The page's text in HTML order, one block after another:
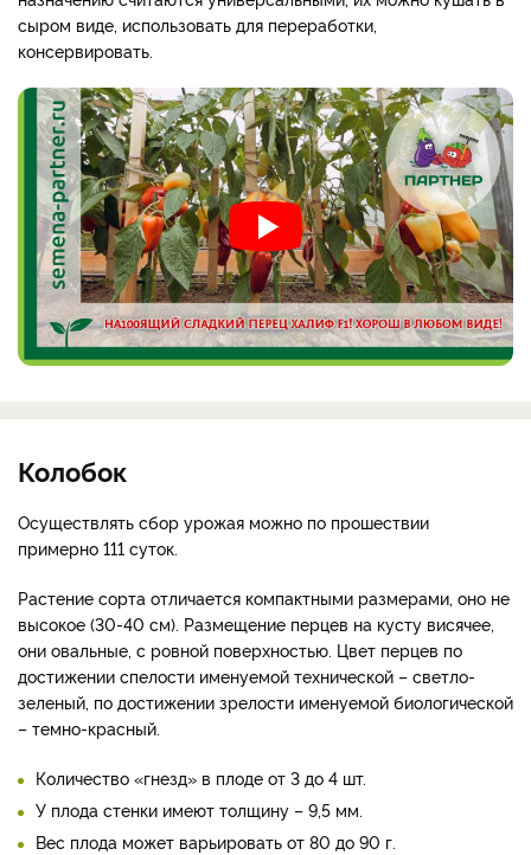
сыром виде, использовать для переработки,
консервировать.
Колобок
Осуществлять сбор урожая можно по прошествии
примерно 111 суток.
Растение сорта отличается компактными размерами, оно не
высокое (30-40 см). Размещение перцев на кусту висячее,
они овальные, с ровной поверхностью. Цвет перцев по
достижении спелости именуемой технической – светло-
зеленый, по достижении зрелости именуемой биологической
– темно-красный.
Количество «гнезд» в плоде от 3 до 4 шт.
У плода стенки имеют толщину – 9,5 мм.
Вес плода может варьировать от 80 до 90 г.